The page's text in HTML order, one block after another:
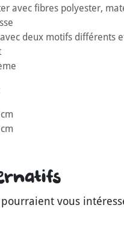
avec fibres polyester,
deux motifs différents
vous